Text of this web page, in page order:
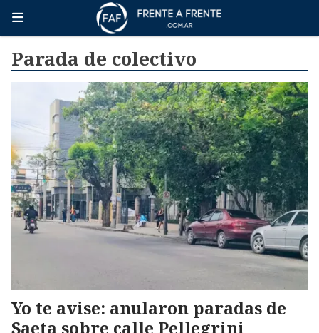
Parada de colectivo
Yo te avise: anularon paradas de
Saeta sobre calle Pellegrini